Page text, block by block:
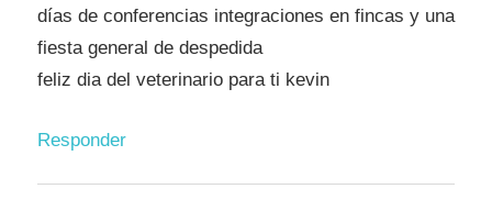
días de conferencias integraciones en fincas y una
fiesta general de despedida
feliz dia del veterinario para ti kevin
Responder